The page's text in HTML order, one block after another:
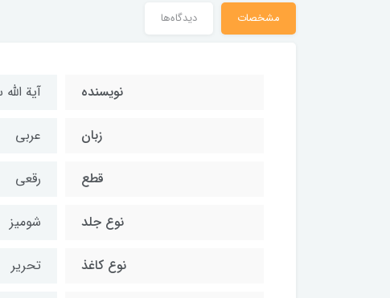
مشخصات دیدگاه‌ها
نویسنده آیة
زبان عربی
قطع رقعی
نوع جلد شومیز
نوع کاغذ تحریر